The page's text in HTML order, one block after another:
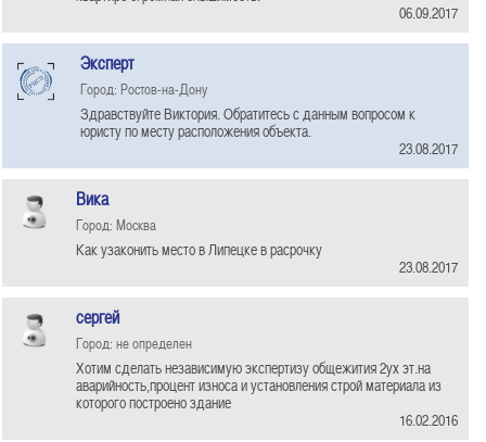
06.09.2017
Эксперт
Город: Ростов-на-Дону
Здравствуйте Виктория. Обратитесь с данным вопросом к
юристу по месту расположения объекта.
23.08.2017
Вика
Город: Москва
Как узаконить место в Липецке в расрочку
23.08.2017
сергей
Город: не определен
Хотим сделать независимую экспертизу общежития 2ух эт.на
аварийность,процент износа и установления строй материала из
которого построено здание
16.02.2016